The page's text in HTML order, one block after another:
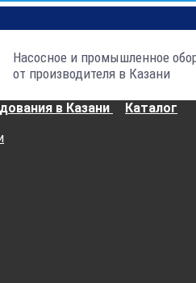
Насосное и промышленное
от производителя в Казани
Каталог